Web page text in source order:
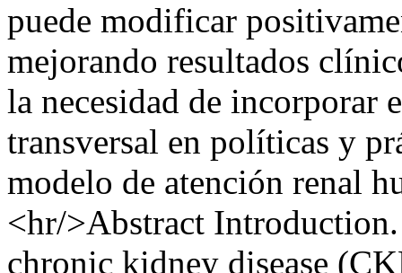
puede modificar
mejorando resultados
la necesidad de incorporar
transversal en políticas y
modelo de atención renal
<hr/>Abstract
chronic kidney disease